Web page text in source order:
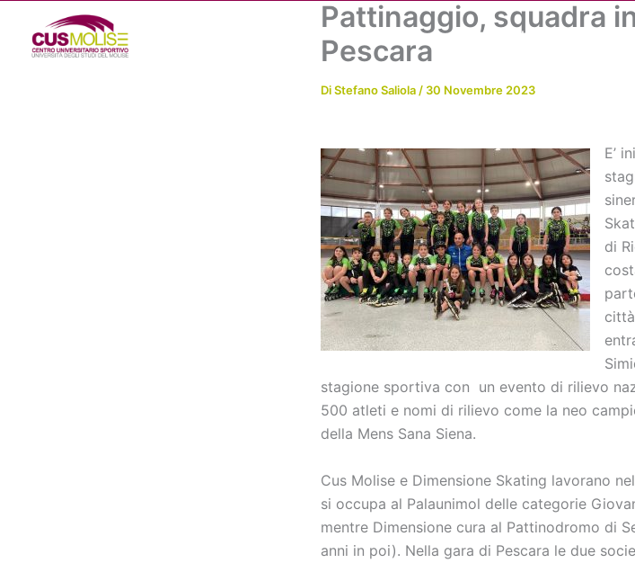
contenuto
Chi siamo
Pattinaggio, squadra
Pescara
DiStefano Saliola / 30 Novembre 2023
E’
di
stagione sportiva con un evento di rilievo
500 atleti e nomi di rilievo come la neo
della Mens Sana Siena.
Cus Molise e Dimensione Skating lavorano
si occupa al Palaunimol delle categorie
mentre Dimensione cura al Pattinodromo di
anni in poi). Nella gara di Pescara le due